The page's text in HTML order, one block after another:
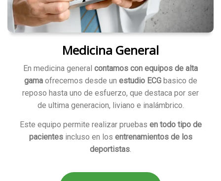
Medicina General
En medicina general contamos con equipos de alta
gamaofrecemos desde un estudio ECGbasico de
reposo hasta uno de esfuerzo, que destaca por ser
de ultima generacion, liviano e inalámbrico.
Este equipo permite realizar pruebas en todo tipo de
pacientesincluso en los entrenamientos de los
deportistas.